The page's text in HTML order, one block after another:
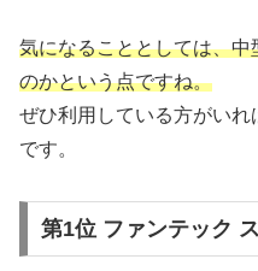
気になることとしては、
のかという点ですね。
ぜひ利用している方がい
です。
第1位 ファンテック